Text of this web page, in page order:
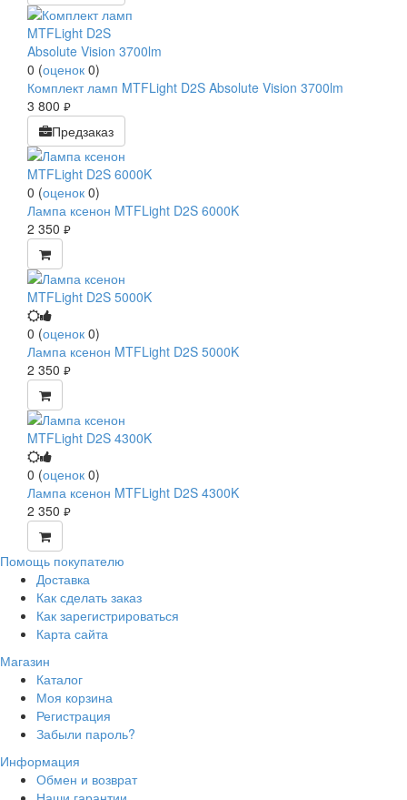
0 (оценок 0)
Комплект ламп MTFLight D2S Absolute Vision 3700lm
3 800 руб.
Предзаказ
0 (оценок 0)
Лампа ксенон MTFLight D2S 6000K
2 350 руб.
0 (оценок 0)
Лампа ксенон MTFLight D2S 5000K
2 350 руб.
0 (оценок 0)
Лампа ксенон MTFLight D2S 4300K
2 350 руб.
Помощь покупателю
Доставка
Как сделать заказ
Как зарегистрироваться
Карта сайта
Магазин
Каталог
Моя корзина
Регистрация
Забыли пароль?
Информация
Обмен и возврат